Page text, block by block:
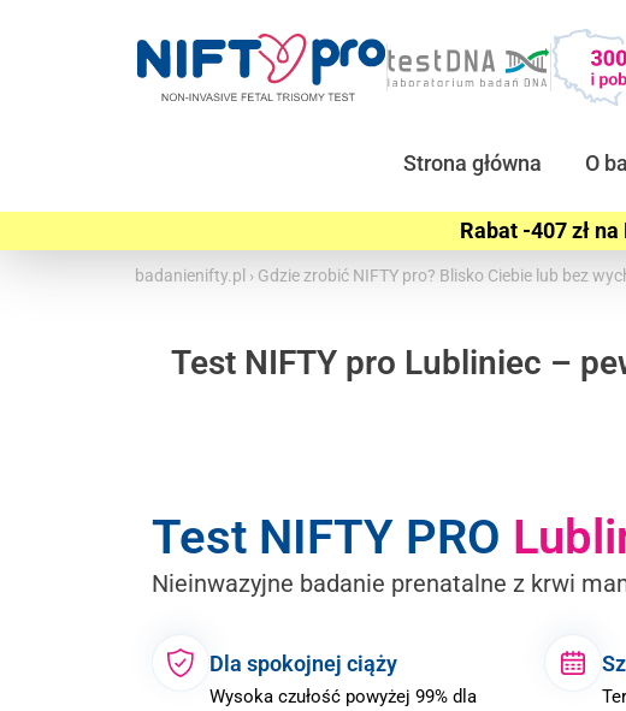
Strona główna O
Rabat -407 zł
badanienifty.pl › Gdzie zrobić NIFTY pro? Blisko Ciebie lub bez
Test NIFTY pro Lubliniec –
Test NIFTY PRO
Nieinwazyjne badanie prenatalne z krwi
Dla spokojnej ciąży
Wysoka czułość powyżej 99% dla